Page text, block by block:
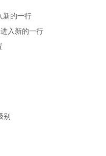
新的一行
入新的一行
别